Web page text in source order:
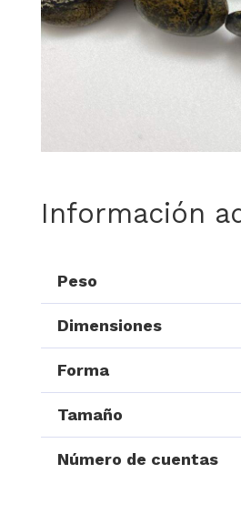
Información
Peso
Dimensiones
Forma
Tamaño
Número de cuentas